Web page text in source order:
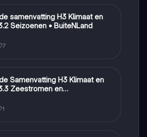
samenvatting H3 Klimaat en
Seizoenen • BuiteNLand
7
Samenvatting H3 Klimaat en
Zeestromen en
• BuiteNLand
1